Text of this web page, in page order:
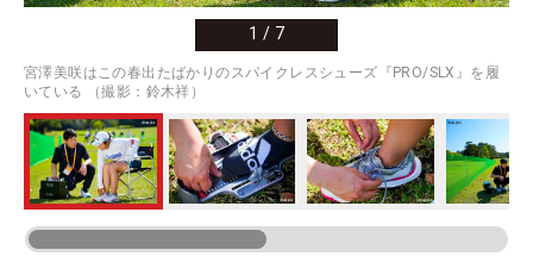
1 / 7
宮澤美咲はこの春出たばかりのスパイクレスシューズ『PRO/SLX』を履
いている （撮影：鈴木祥）